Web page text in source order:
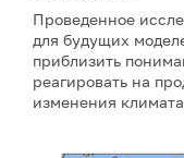
Проведенное
для будущих
приблизить
реагировать на
изменения